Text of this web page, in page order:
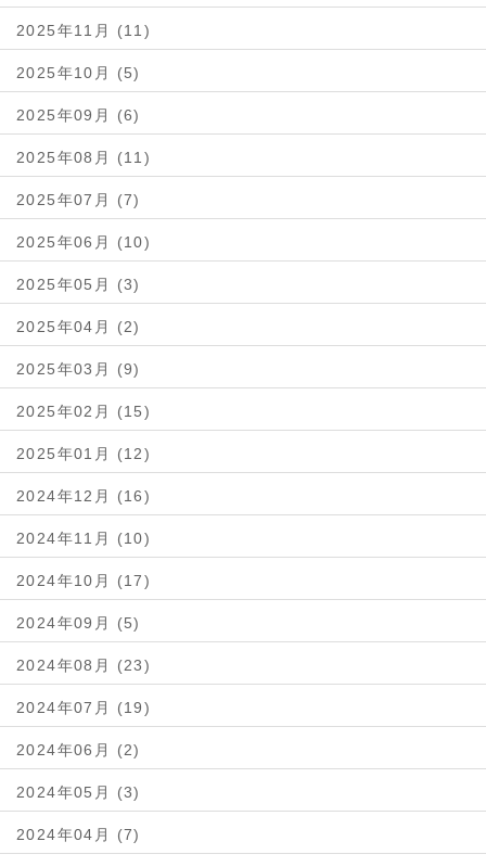
2025年11月 (11)
2025年10月 (5)
2025年09月 (6)
2025年08月 (11)
2025年07月 (7)
2025年06月 (10)
2025年05月 (3)
2025年04月 (2)
2025年03月 (9)
2025年02月 (15)
2025年01月 (12)
2024年12月 (16)
2024年11月 (10)
2024年10月 (17)
2024年09月 (5)
2024年08月 (23)
2024年07月 (19)
2024年06月 (2)
2024年05月 (3)
2024年04月 (7)